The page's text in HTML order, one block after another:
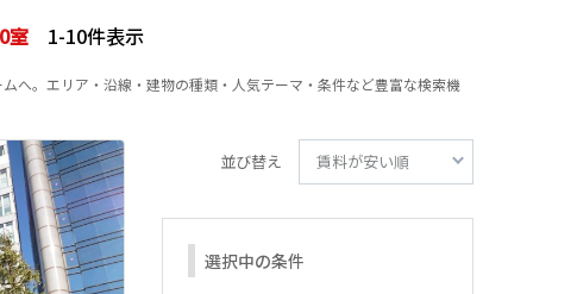
0室 1-10件表示
へ。エリア・沿線・建物の種類・人気テーマ・条件など豊富な検索機
並び替え
選択中の条件